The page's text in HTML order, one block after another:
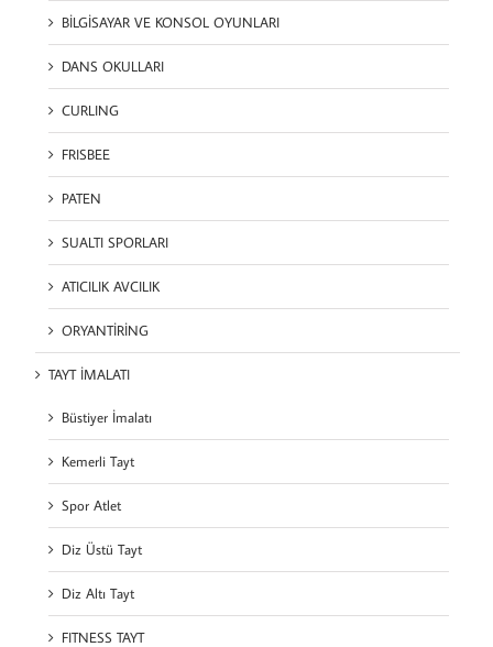
BİLGİSAYAR VE KONSOL OYUNLARI
DANS OKULLARI
CURLING
FRISBEE
PATEN
SUALTI SPORLARI
ATICILIK AVCILIK
ORYANTİRİNG
TAYT İMALATI
Büstiyer İmalatı
Kemerli Tayt
Spor Atlet
Diz Üstü Tayt
Diz Altı Tayt
FITNESS TAYT